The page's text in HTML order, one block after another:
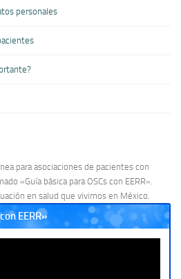
personales
para asociaciones de pacientes con
«Guía básica para OSCs con EERR».
en salud que vivimos en México.
EERR»